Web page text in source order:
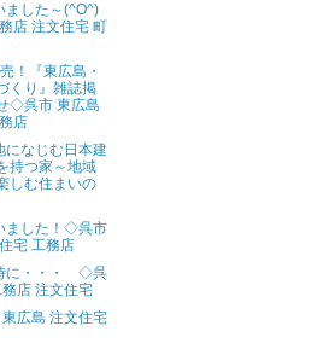
ました～(^O^)
店 注文住宅 町
！『東広島・
くり』雑誌掲
◇呉市 東広島
店
になじむ日本建
持つ家～地域
しむ住まいの
ました！◇呉市
宅 工務店
に・・・ ◇呉
店 注文住宅
広島 注文住宅